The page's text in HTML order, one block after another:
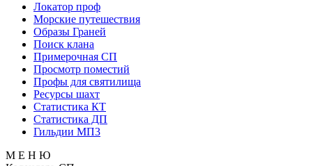
Локатор проф
Морские путешествия
Образы Граней
Поиск клана
Примерочная СП
Просмотр поместий
Профы для святилища
Ресурсы шахт
Статистика КТ
Статистика ДП
Гильдии МП3
М Е Н Ю